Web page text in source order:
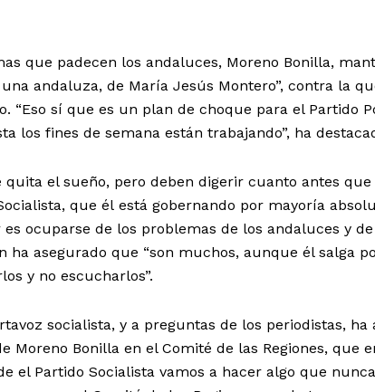
que padecen los andaluces, Moreno Bonilla,
andaluza, de María Jesús Montero”, contra la
“Eso sí que es un plan de choque para el Partido
los fines de semana están trabajando”, ha
quita el sueño, pero deben digerir cuanto antes
que él está gobernando por mayoría
ocuparse de los problemas de los andaluces y de
ha asegurado que “son muchos, aunque él salga
y no escucharlos”.
socialista, y a preguntas de los periodistas, ha
Moreno Bonilla en el Comité de las Regiones, que
el Partido Socialista vamos a hacer algo que